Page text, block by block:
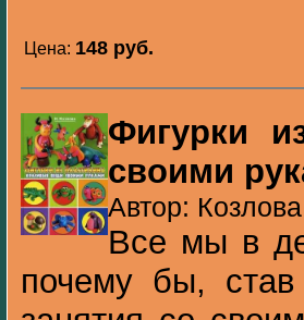
Цена: 148 pуб.
Фигурки
своими
Автор:
Все мы в
почему бы,